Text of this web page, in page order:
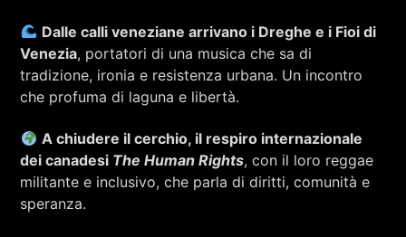
Dalle calli veneziane arrivano i Dreghe e i Fioi di
Venezia, portatori di una musica che sa di
tradizione, ironia e resistenza urbana. Un incontro
che profuma di laguna e libertà.
A chiudere il cerchio, il respiro internazionale
dei canadesi The Human Rights, con il loro reggae
militante e inclusivo, che parla di diritti, comunità e
speranza.